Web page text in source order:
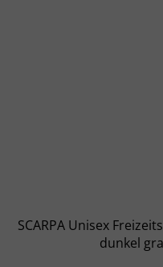
SCARPA Unisex
dunkel